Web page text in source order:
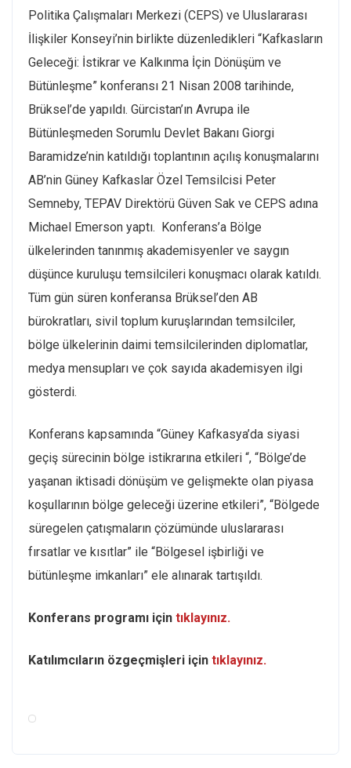
Politika Çalışmaları Merkezi (CEPS) ve Uluslararası
İlişkiler Konseyi’nin birlikte düzenledikleri “Kafkasların
Geleceği: İstikrar ve Kalkınma İçin Dönüşüm ve
Bütünleşme” konferansı 21 Nisan 2008 tarihinde,
Brüksel’de yapıldı. Gürcistan’ın Avrupa ile
Bütünleşmeden Sorumlu Devlet Bakanı Giorgi
Baramidze’nin katıldığı toplantının açılış konuşmalarını
AB’nin Güney Kafkaslar Özel Temsilcisi Peter
Semneby, TEPAV Direktörü Güven Sak ve CEPS adına
Michael Emerson yaptı. Konferans’a Bölge
ülkelerinden tanınmış akademisyenler ve saygın
düşünce kuruluşu temsilcileri konuşmacı olarak katıldı.
Tüm gün süren konferansa Brüksel’den AB
bürokratları, sivil toplum kuruşlarından temsilciler,
bölge ülkelerinin daimi temsilcilerinden diplomatlar,
medya mensupları ve çok sayıda akademisyen ilgi
gösterdi.
Konferans kapsamında “Güney Kafkasya’da siyasi
geçiş sürecinin bölge istikrarına etkileri “, “Bölge’de
yaşanan iktisadi dönüşüm ve gelişmekte olan piyasa
koşullarının bölge geleceği üzerine etkileri”, “Bölgede
süregelen çatışmaların çözümünde uluslararası
fırsatlar ve kısıtlar” ile “Bölgesel işbirliği ve
bütünleşme imkanları” ele alınarak tartışıldı.
Konferans programı için tıklayınız.
Katılımcıların özgeçmişleri için tıklayınız.